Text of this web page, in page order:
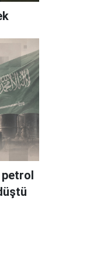
petrol